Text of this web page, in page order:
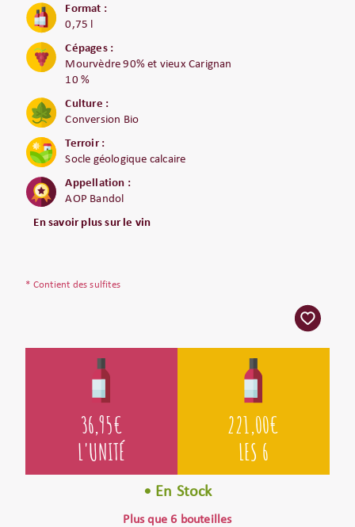
Format :
0,75 l
Cépages :
Mourvèdre 90% et vieux Carignan
10 %
Culture :
Conversion Bio
Terroir :
Socle géologique calcaire
Appellation :
AOP Bandol
En savoir plus sur le vin
* Contient des sulfites
36,95€
L'UNITÉ
221,00€
LES 6
• En Stock
Plus que 6 bouteilles